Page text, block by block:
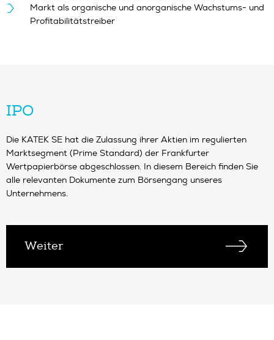
Markt als organische und anorganische Wachstums- und
Profitabilitätstreiber
IPO
Die KATEK SE hat die Zulassung ihrer Aktien im regulierten
Marktsegment (Prime Standard) der Frankfurter
Wertpapierbörse abgeschlossen. In diesem Bereich finden Sie
alle relevanten Dokumente zum Börsengang unseres
Unternehmens.
Weiter